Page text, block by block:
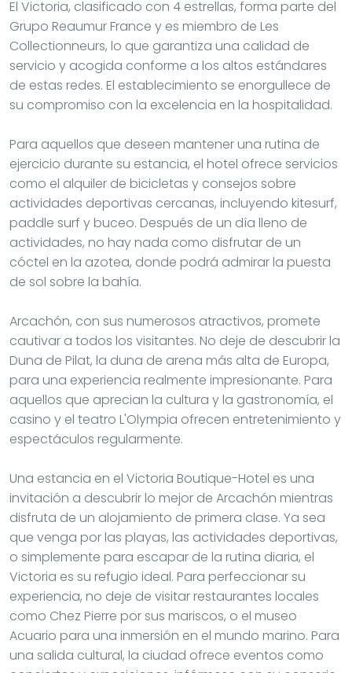
El Victoria, clasificado con 4 estrellas, forma parte del
Grupo Reaumur France y es miembro de Les
Collectionneurs, lo que garantiza una calidad de
servicio y acogida conforme a los altos estándares
de estas redes. El establecimiento se enorgullece de
su compromiso con la excelencia en la hospitalidad.
Para aquellos que deseen mantener una rutina de
ejercicio durante su estancia, el hotel ofrece servicios
como el alquiler de bicicletas y consejos sobre
actividades deportivas cercanas, incluyendo kitesurf,
paddle surf y buceo. Después de un día lleno de
actividades, no hay nada como disfrutar de un
cóctel en la azotea, donde podrá admirar la puesta
de sol sobre la bahía.
Arcachón, con sus numerosos atractivos, promete
cautivar a todos los visitantes. No deje de descubrir la
Duna de Pilat, la duna de arena más alta de Europa,
para una experiencia realmente impresionante. Para
aquellos que aprecian la cultura y la gastronomía, el
casino y el teatro L'Olympia ofrecen entretenimiento y
espectáculos regularmente.
Una estancia en el Victoria Boutique-Hotel es una
invitación a descubrir lo mejor de Arcachón mientras
disfruta de un alojamiento de primera clase. Ya sea
que venga por las playas, las actividades deportivas,
o simplemente para escapar de la rutina diaria, el
Victoria es su refugio ideal. Para perfeccionar su
experiencia, no deje de visitar restaurantes locales
como Chez Pierre por sus mariscos, o el museo
Acuario para una inmersión en el mundo marino. Para
una salida cultural, la ciudad ofrece eventos como